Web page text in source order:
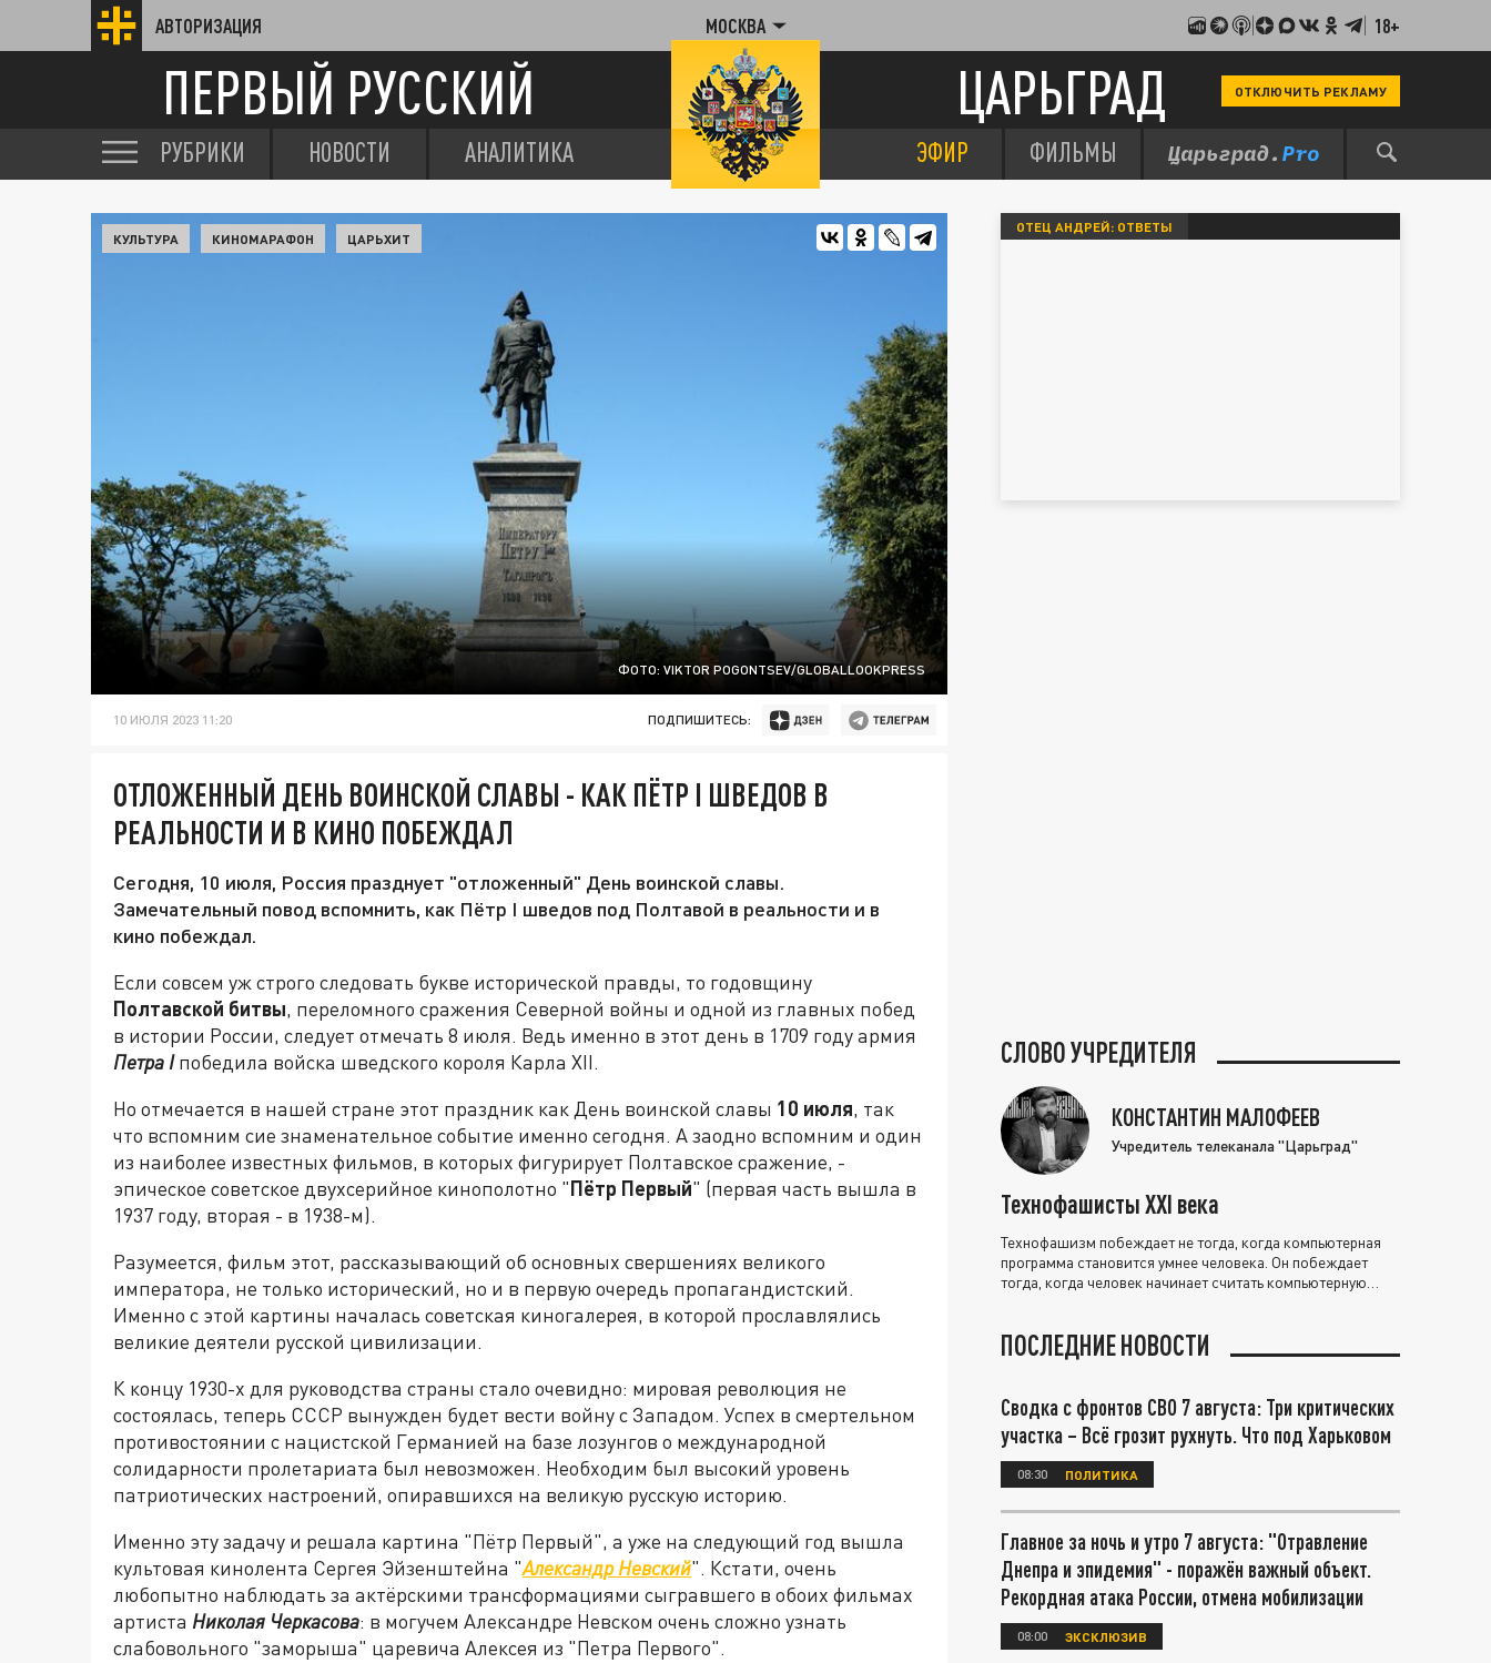
АВТОРИЗАЦИЯ МОСКВА 18+
ПЕРВЫЙ РУССКИЙ ЦАРЬГРАД ОТКЛЮЧИТЬ РЕКЛАМУ
РУБРИКИ НОВОСТИ АНАЛИТИКА ЭФИР ФИЛЬМЫ
ФОТО: VIKTOR POGONTSEV/GLOBALLOOKPRESS
КУЛЬТУРА КИНОМАРАФОН ЦАРЬХИТ
10 ИЮЛЯ 2023 11:20 ПОДПИШИТЕСЬ:
ОТЛОЖЕННЫЙ ДЕНЬ ВОИНСКОЙ СЛАВЫ - КАК ПЁТР I ШВЕДОВ В
РЕАЛЬНОСТИ И В КИНО ПОБЕЖДАЛ
Сегодня, 10 июля, Россия празднует "отложенный" День воинской славы.
Замечательный повод вспомнить, как Пётр I шведов под Полтавой в реальности и в
кино побеждал.
Если совсем уж строго следовать букве исторической правды, то годовщину
Полтавской битвы, переломного сражения Северной войны и одной из главных побед
в истории России, следует отмечать 8 июля. Ведь именно в этот день в 1709 году армия
Петра Iпобедила войска шведского короля Карла XII.
Но отмечается в нашей стране этот праздник как День воинской славы 10 июля, так
что вспомним сие знаменательное событие именно сегодня. А заодно вспомним и один
из наиболее известных фильмов, в которых фигурирует Полтавское сражение, -
эпическое советское двухсерийное кинополотно "Пётр Первый" (первая часть вышла в
1937 году, вторая - в 1938-м).
Разумеется, фильм этот, рассказывающий об основных свершениях великого
императора, не только исторический, но и в первую очередь пропагандистский.
Именно с этой картины началась советская киногалерея, в которой прославлялись
великие деятели русской цивилизации.
К концу 1930-х для руководства страны стало очевидно: мировая революция не
состоялась, теперь СССР вынужден будет вести войну с Западом. Успех в смертельном
противостоянии с нацистской Германией на базе лозунгов о международной
солидарности пролетариата был невозможен. Необходим был высокий уровень
патриотических настроений, опиравшихся на великую русскую историю.
Именно эту задачу и решала картина "Пётр Первый", а уже на следующий год вышла
культовая кинолента Сергея Эйзенштейна "Александр Невский". Кстати, очень
любопытно наблюдать за актёрскими трансформациями сыгравшего в обоих фильмах
артиста Николая Черкасова: в могучем Александре Невском очень сложно узнать
слабовольного "заморыша" царевича Алексея из "Петра Первого".
ОТЕЦ АНДРЕЙ: ОТВЕТЫ
СЛОВО УЧРЕДИТЕЛЯ
КОНСТАНТИН МАЛОФЕЕВ
Учредитель телеканала "Царьград"
Технофашисты XXI века
Технофашизм побеждает не тогда, когда компьютерная
программа становится умнее человека. Он побеждает
тогда, когда человек начинает считать компьютерную
ПОСЛЕДНИЕ НОВОСТИ
Сводка с фронтов СВО 7 августа: Три критических
участка – Всё грозит рухнуть. Что под Харьковом
08:30 ПОЛИТИКА
Главное за ночь и утро 7 августа: "Отравление
Днепра и эпидемия" - поражён важный объект.
Рекордная атака России, отмена мобилизации
08:00 ЭКСКЛЮЗИВ